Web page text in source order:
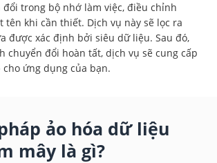
trong bộ nhớ làm việc, điều chỉnh
tên khi cần thiết. Dịch vụ này sẽ lọc ra
được xác định bởi siêu dữ liệu. Sau đó,
chuyển đổi hoàn tất, dịch vụ sẽ cung cấp
ứng dụng của bạn.
ảo hóa dữ liệu
mây là gì?